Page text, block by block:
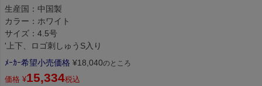
生産国：中国製
カラー：ホワイト
サイズ：4.5号
'上下、ロゴ刺しゅうS入り
ﾒｰｶｰ希望小売価格 ¥18,040のところ
価格 ¥15,334税込